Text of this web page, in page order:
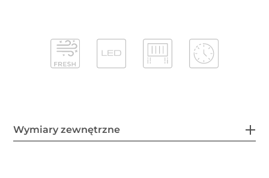
Wymiary zewnętrzne